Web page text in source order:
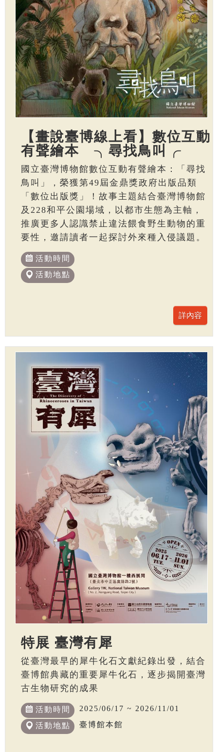
【畫說臺博線上看】數位互動
有聲繪本 ╮尋找鳥叫╭
國立臺灣博物館數位互動有聲繪本：「尋找
鳥叫」，榮獲第49屆金鼎獎政府出版品類
「數位出版獎」！故事主題結合臺灣博物館
及228和平公園場域，以都市生態為主軸，
推廣更多人認識禁止違法餵食野生動物的重
要性，邀請讀者一起探討外來種入侵議題。
活動時間
活動地點
特展 臺灣有犀
從臺灣最早的犀牛化石文獻紀錄出發，結合
臺博館典藏的重要犀牛化石，逐步揭開臺灣
古生物研究的成果
活動時間 2025/06/17 ~ 2026/11/01
活動地點 臺博館本館